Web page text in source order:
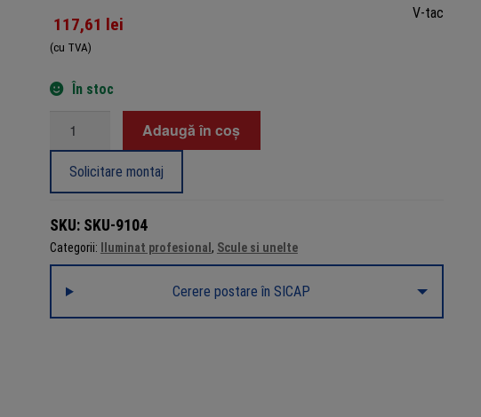
117,61 lei
(cu TVA)
V-tac
În stoc
aluminiu
reflectoare
LED,
reglabilă
90-
Adaugă în coș
Solicitare montaj
SKU: SKU-9104
Categorii: Iluminat profesional , Scule si unelte
Cerere postare în SICAP